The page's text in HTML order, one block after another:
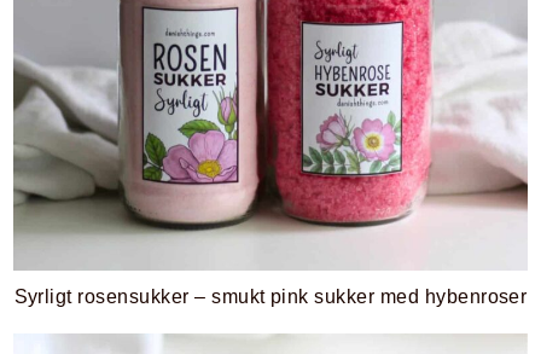
Syrligt rosensukker – smukt pink sukker med hybenroser